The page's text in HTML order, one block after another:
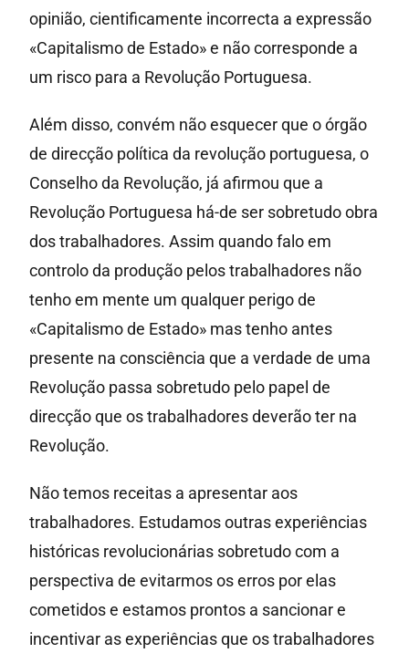
opinião, cientificamente incorrecta a expressão
«Capitalismo de Estado» e não corresponde a
um risco para a Revolução Portuguesa.
Além disso, convém não esquecer que o órgão
de direcção política da revolução portuguesa, o
Conselho da Revolução, já afirmou que a
Revolução Portuguesa há-de ser sobretudo obra
dos trabalhadores. Assim quando falo em
controlo da produção pelos trabalhadores não
tenho em mente um qualquer perigo de
«Capitalismo de Estado» mas tenho antes
presente na consciência que a verdade de uma
Revolução passa sobretudo pelo papel de
direcção que os trabalhadores deverão ter na
Revolução.
Não temos receitas a apresentar aos
trabalhadores. Estudamos outras experiências
históricas revolucionárias sobretudo com a
perspectiva de evitarmos os erros por elas
cometidos e estamos prontos a sancionar e
incentivar as experiências que os trabalhadores